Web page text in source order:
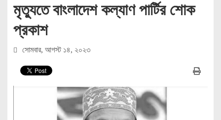
মৃত্যুতে বাংলাদেশ কল্যাণ পার্টির শোক
প্রকাশ
সোমবার, আগস্ট ১৪, ২০২৩